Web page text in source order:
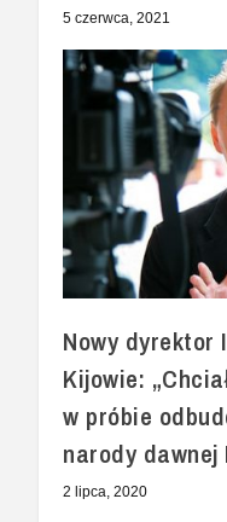
5 czerwca, 2021
Nowy dyrektor
Kijowie:
w próbie
narody dawnej
2 lipca, 2020